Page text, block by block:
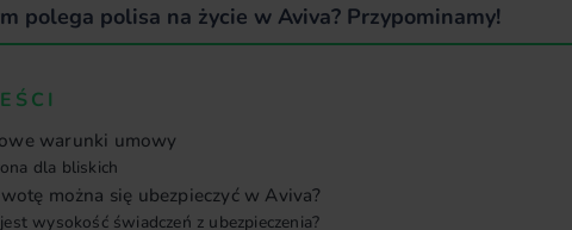
polega polisa na życie w Aviva? Przypominamy!
warunki umowy
dla bliskich
można się ubezpieczyć w Aviva?
wysokość świadczeń z ubezpieczenia?